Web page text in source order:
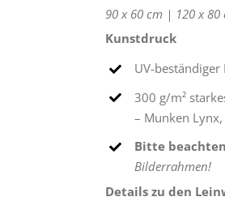
90 x 60 cm | 120 x 80
Kunstdruck
UV-
300 g/m²
– Munken
Bitte
Bilderrahmen!
Details zu den